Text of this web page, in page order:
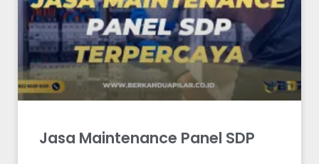
Jasa Maintenance Panel SDP